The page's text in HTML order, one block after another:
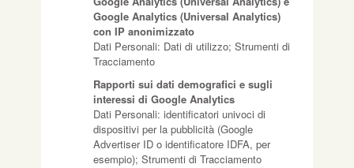
Google Analytics (Universal Analytics)
con IP anonimizzato
Dati Personali: Dati di utilizzo; Strumenti di
Tracciamento
Rapporti sui dati demografici e sugli
interessi di Google Analytics
Dati Personali: identificatori univoci di
dispositivi per la pubblicità (Google
Advertiser ID o identificatore IDFA, per
esempio); Strumenti di Tracciamento